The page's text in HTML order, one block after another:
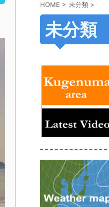
HOME > 未分類 >
未分類